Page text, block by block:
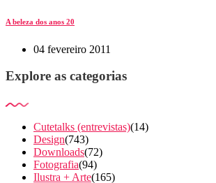
A beleza dos anos 20
04 fevereiro 2011
Explore as categorias
Cutetalks (entrevistas)(14)
Design(743)
Downloads(72)
Fotografia(94)
Ilustra + Arte(165)